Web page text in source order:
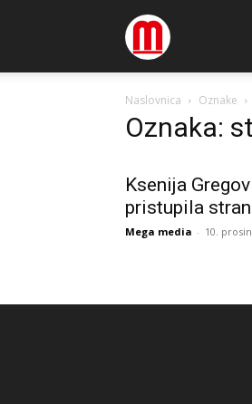
Megamedia
Naslovnica Oznake
Oznaka:
Ksenija
pristupila
Mega media - 10.